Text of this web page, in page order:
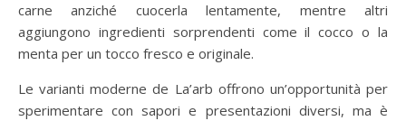
carne anziché cuocerla lentamente, mentre altri
aggiungono ingredienti sorprendenti come il cocco o la
menta per un tocco fresco e originale.
Le varianti moderne de La’arb offrono un’opportunità per
sperimentare con sapori e presentazioni diversi, ma è